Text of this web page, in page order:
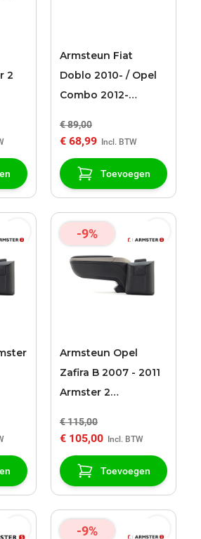
2
Armsteun Fiat
Doblo 2010- / Opel
Combo 2012-
(niet voor
€ 89,00
€ 68,99
Toevoegen
-9%
Armsteun Opel
Zafira B 2007 - 2011
Armster 2
€ 115,00
€ 105,00
Toevoegen
-9%